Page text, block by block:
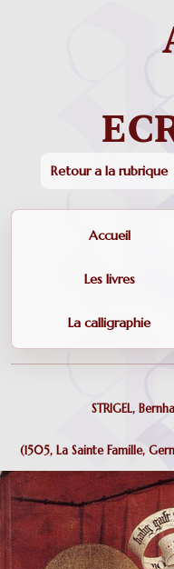
Retour a la rubrique
Accueil
Les livres
La calligraphie
STRIGEL,
(1505, La Sainte Famille,